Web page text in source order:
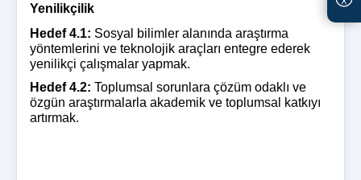
Yenilikçilik
Hedef 4.1: Sosyal bilimler alanında araştırma
yöntemlerini ve teknolojik araçları entegre ederek
yenilikçi çalışmalar yapmak.
Hedef 4.2: Toplumsal sorunlara çözüm odaklı ve
özgün araştırmalarla akademik ve toplumsal katkıyı
artırmak.